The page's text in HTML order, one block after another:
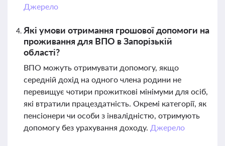
Джерело
Які умови отримання грошової допомоги на
проживання для ВПО в Запорізькій
області?
ВПО можуть отримувати допомогу, якщо
середній дохід на одного члена родини не
перевищує чотири прожиткові мінімуми для осіб,
які втратили працездатність. Окремі категорії, як
пенсіонери чи особи з інвалідністю, отримують
допомогу без урахування доходу. Джерело